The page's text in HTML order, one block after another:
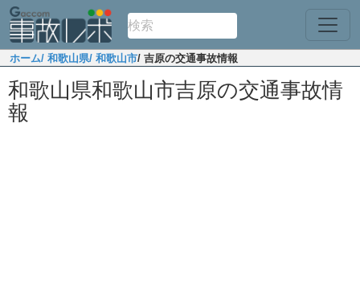
ホーム/ 和歌山県/ 和歌山市/ 吉原の交通事故情報
和歌山県和歌山市吉原の交通事故情
報